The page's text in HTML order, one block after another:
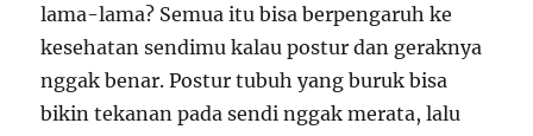
lama-lama? Semua itu bisa berpengaruh ke
kesehatan sendimu kalau postur dan geraknya
nggak benar. Postur tubuh yang buruk bisa
bikin tekanan pada sendi nggak merata, lalu